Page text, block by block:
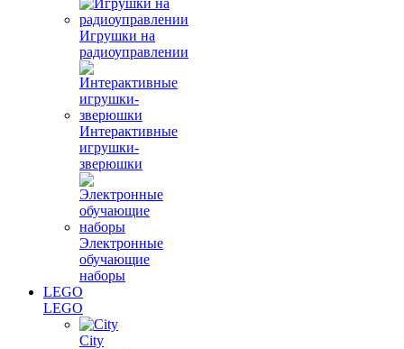
Игрушки на
радиоуправлении
Интерактивные
игрушки-
зверюшки
Электронные
обучающие
наборы
LEGO
LEGO
City